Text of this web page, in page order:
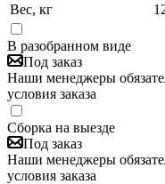
Вес, кг
В разобранном виде
Под заказ
Наши менеджеры
условия заказа
Сборка на выезде
Под заказ
Наши менеджеры
условия заказа